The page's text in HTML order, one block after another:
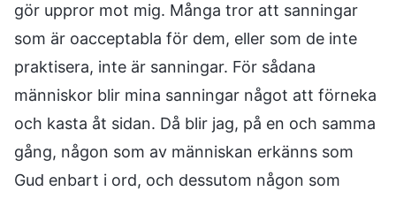
gör uppror mot mig. Många tror att sanningar
som är oacceptabla för dem, eller som de inte
praktisera, inte är sanningar. För sådana
människor blir mina sanningar något att förneka
och kasta åt sidan. Då blir jag, på en och samma
gång, någon som av människan erkänns som
Gud enbart i ord, och dessutom någon som